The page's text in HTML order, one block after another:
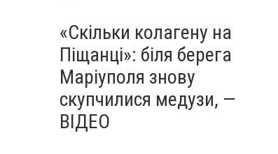
«Скільки колагену на
Піщанці»: біля берега
Маріуполя знову
скупчилися медузи, —
ВІДЕО